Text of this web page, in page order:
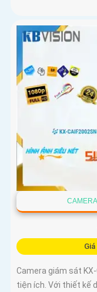
Camera giám sát
tiện ích. Với thiết kế